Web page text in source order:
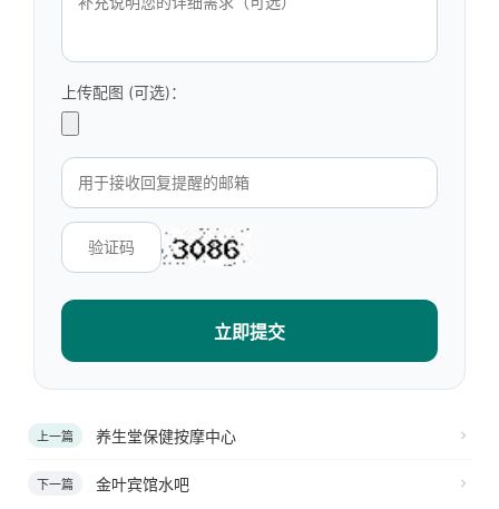
上传配图 (可选)：
立即提交
上一篇 养生堂保健按摩中心
下一篇 金叶宾馆水吧